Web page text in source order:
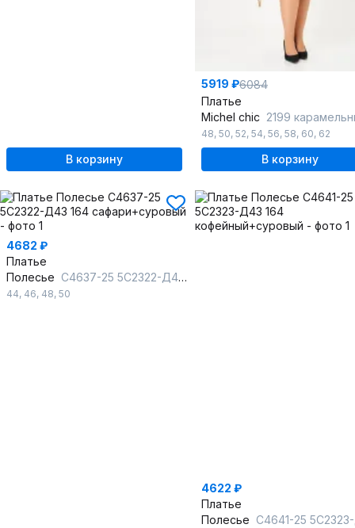
В корзину
5919 ₽6084
Платье
Michel chic 2199
48, 50, 52, 54, 56, 58, 60, 62
В корзину
4682 ₽
Платье
Полесье С4637-25 5С2322-Д43 164 сафари+суровый
44, 46, 48, 50
4622 ₽
Платье
Полесье С4641-25 5С2323-Д43 164